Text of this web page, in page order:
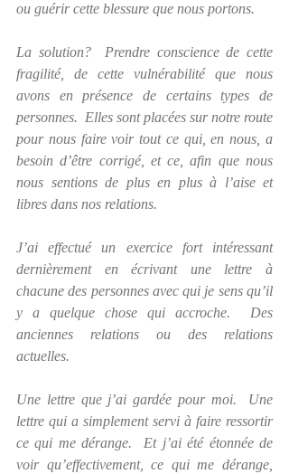
ou guérir cette blessure que nous portons.
La solution?  Prendre conscience de cette
fragilité, de cette vulnérabilité que nous
avons en présence de certains types de
personnes.  Elles sont placées sur notre route
pour nous faire voir tout ce qui, en nous, a
besoin d’être corrigé, et ce, afin que nous
nous sentions de plus en plus à l’aise et
libres dans nos relations.
J’ai effectué un exercice fort intéressant
dernièrement en écrivant une lettre à
chacune des personnes avec qui je sens qu’il
y a quelque chose qui accroche.  Des
anciennes relations ou des relations
actuelles.
Une lettre que j’ai gardée pour moi.  Une
lettre qui a simplement servi à faire ressortir
ce qui me dérange.  Et j’ai été étonnée de
voir qu’effectivement, ce qui me dérange,